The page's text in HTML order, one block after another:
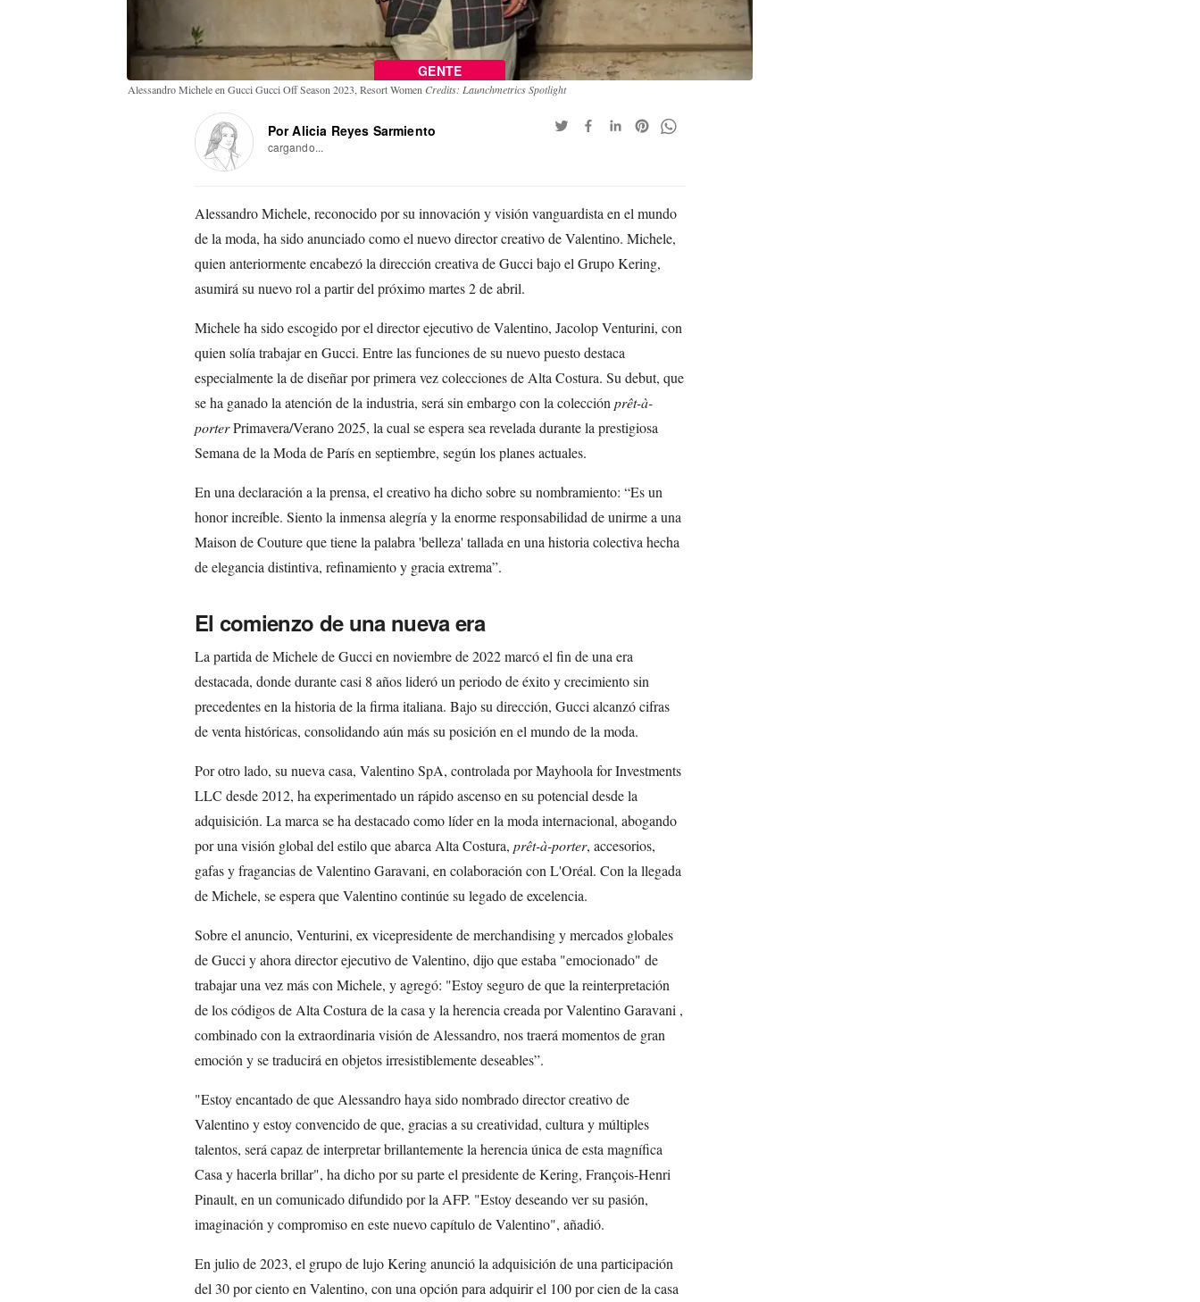
GENTE
Alessandro Michele en Gucci Gucci Off Season 2023, Resort Women Credits: Launchmetrics Spotlight
Por Alicia Reyes Sarmiento
cargando...
Alessandro Michele, reconocido por su innovación y visión vanguardista en el mundo
de la moda, ha sido anunciado como el nuevo director creativo de Valentino. Michele,
quien anteriormente encabezó la dirección creativa de Gucci bajo el Grupo Kering,
asumirá su nuevo rol a partir del próximo martes 2 de abril.
Michele ha sido escogido por el director ejecutivo de Valentino, Jacolop Venturini, con
quien solía trabajar en Gucci. Entre las funciones de su nuevo puesto destaca
especialmente la de diseñar por primera vez colecciones de Alta Costura. Su debut, que
se ha ganado la atención de la industria, será sin embargo con la colección prêt-à-
porterPrimavera/Verano 2025, la cual se espera sea revelada durante la prestigiosa
Semana de la Moda de París en septiembre, según los planes actuales.
En una declaración a la prensa, el creativo ha dicho sobre su nombramiento: “Es un
honor increíble. Siento la inmensa alegría y la enorme responsabilidad de unirme a una
Maison de Couture que tiene la palabra 'belleza' tallada en una historia colectiva hecha
de elegancia distintiva, refinamiento y gracia extrema”.
El comienzo de una nueva era
La partida de Michele de Gucci en noviembre de 2022 marcó el fin de una era
destacada, donde durante casi 8 años lideró un periodo de éxito y crecimiento sin
precedentes en la historia de la firma italiana. Bajo su dirección, Gucci alcanzó cifras
de venta históricas, consolidando aún más su posición en el mundo de la moda.
Por otro lado, su nueva casa, Valentino SpA, controlada por Mayhoola for Investments
LLC desde 2012, ha experimentado un rápido ascenso en su potencial desde la
adquisición. La marca se ha destacado como líder en la moda internacional, abogando
por una visión global del estilo que abarca Alta Costura, prêt-à-porter, accesorios,
gafas y fragancias de Valentino Garavani, en colaboración con L'Oréal. Con la llegada
de Michele, se espera que Valentino continúe su legado de excelencia.
Sobre el anuncio, Venturini, ex vicepresidente de merchandising y mercados globales
de Gucci y ahora director ejecutivo de Valentino, dijo que estaba "emocionado" de
trabajar una vez más con Michele, y agregó: "Estoy seguro de que la reinterpretación
de los códigos de Alta Costura de la casa y la herencia creada por Valentino Garavani ,
combinado con la extraordinaria visión de Alessandro, nos traerá momentos de gran
emoción y se traducirá en objetos irresistiblemente deseables”.
"Estoy encantado de que Alessandro haya sido nombrado director creativo de
Valentino y estoy convencido de que, gracias a su creatividad, cultura y múltiples
talentos, será capaz de interpretar brillantemente la herencia única de esta magnífica
Casa y hacerla brillar", ha dicho por su parte el presidente de Kering, François-Henri
Pinault, en un comunicado difundido por la AFP. "Estoy deseando ver su pasión,
imaginación y compromiso en este nuevo capítulo de Valentino", añadió.
En julio de 2023, el grupo de lujo Kering anunció la adquisición de una participación
del 30 por ciento en Valentino, con una opción para adquirir el 100 por cien de la casa